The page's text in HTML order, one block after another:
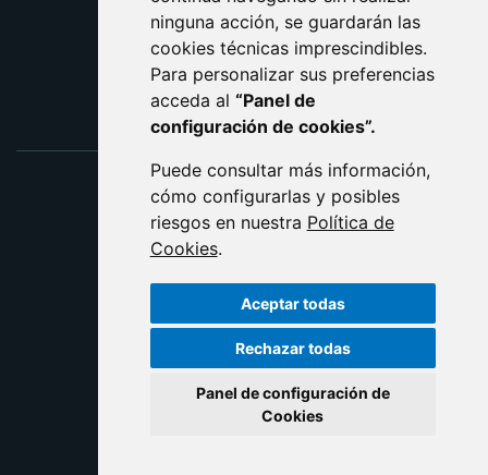
ninguna acción, se guardarán las
cookies técnicas imprescindibles.
Para personalizar sus preferencias
acceda al “Panel de
configuración de cookies”.
Puede consultar más información,
cómo configurarlas y posibles
riesgos en nuestra Política de
Cookies.
Aceptar todas
Rechazar todas
Panel de configuración de
Cookies
ENLACE EXTERNO AL